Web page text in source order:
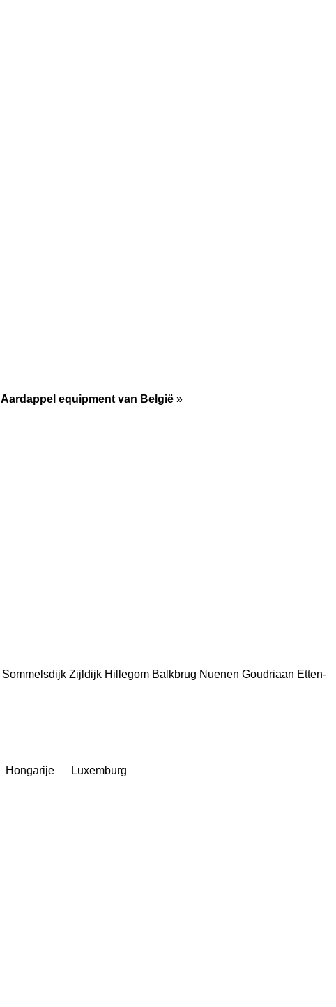
Aardappel equipment van België »
Sommelsdijk Zijldijk Hillegom Balkbrug Nuenen Goudriaan Etten-
Hongarije
Luxemburg